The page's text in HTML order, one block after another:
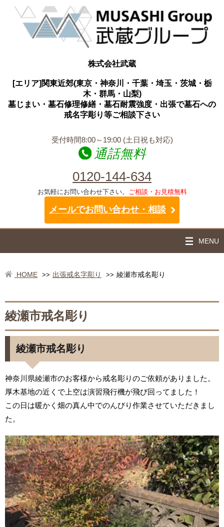
株式会社武蔵
[エリア]関東近郊(東京・神奈川・千葉・埼玉・茨城・栃
木・群馬・山梨)
墓じまい・墓石修理修繕・墓石耐震強度・出張で墓石への
戒名字彫り等ご相談下さい
受付時間8:00～19:00 (土日祝も対応)
通話無料
0120-144-634
お気軽にお問い合わせ下さい。 ご相談・お見積無料
メールでお問い合わせ・相談
MENU
HOME >> 出張戒名字彫り >> 綾瀬市戒名彫り
綾瀬市戒名彫り
綾瀬市戒名彫り
神奈川県綾瀬市のお客様から戒名彫りのご依頼がありました。
厚木基地の近くで上空は演習飛行機が飛び回ってました！
この日は暖かく畑の真ん中でのんびり作業させていただきまし
た。